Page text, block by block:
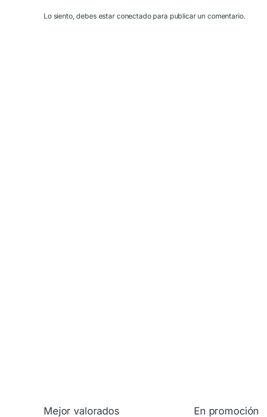
Lo siento, debes estar conectadopara publicar un comentario.
Mejor valorados En promoción